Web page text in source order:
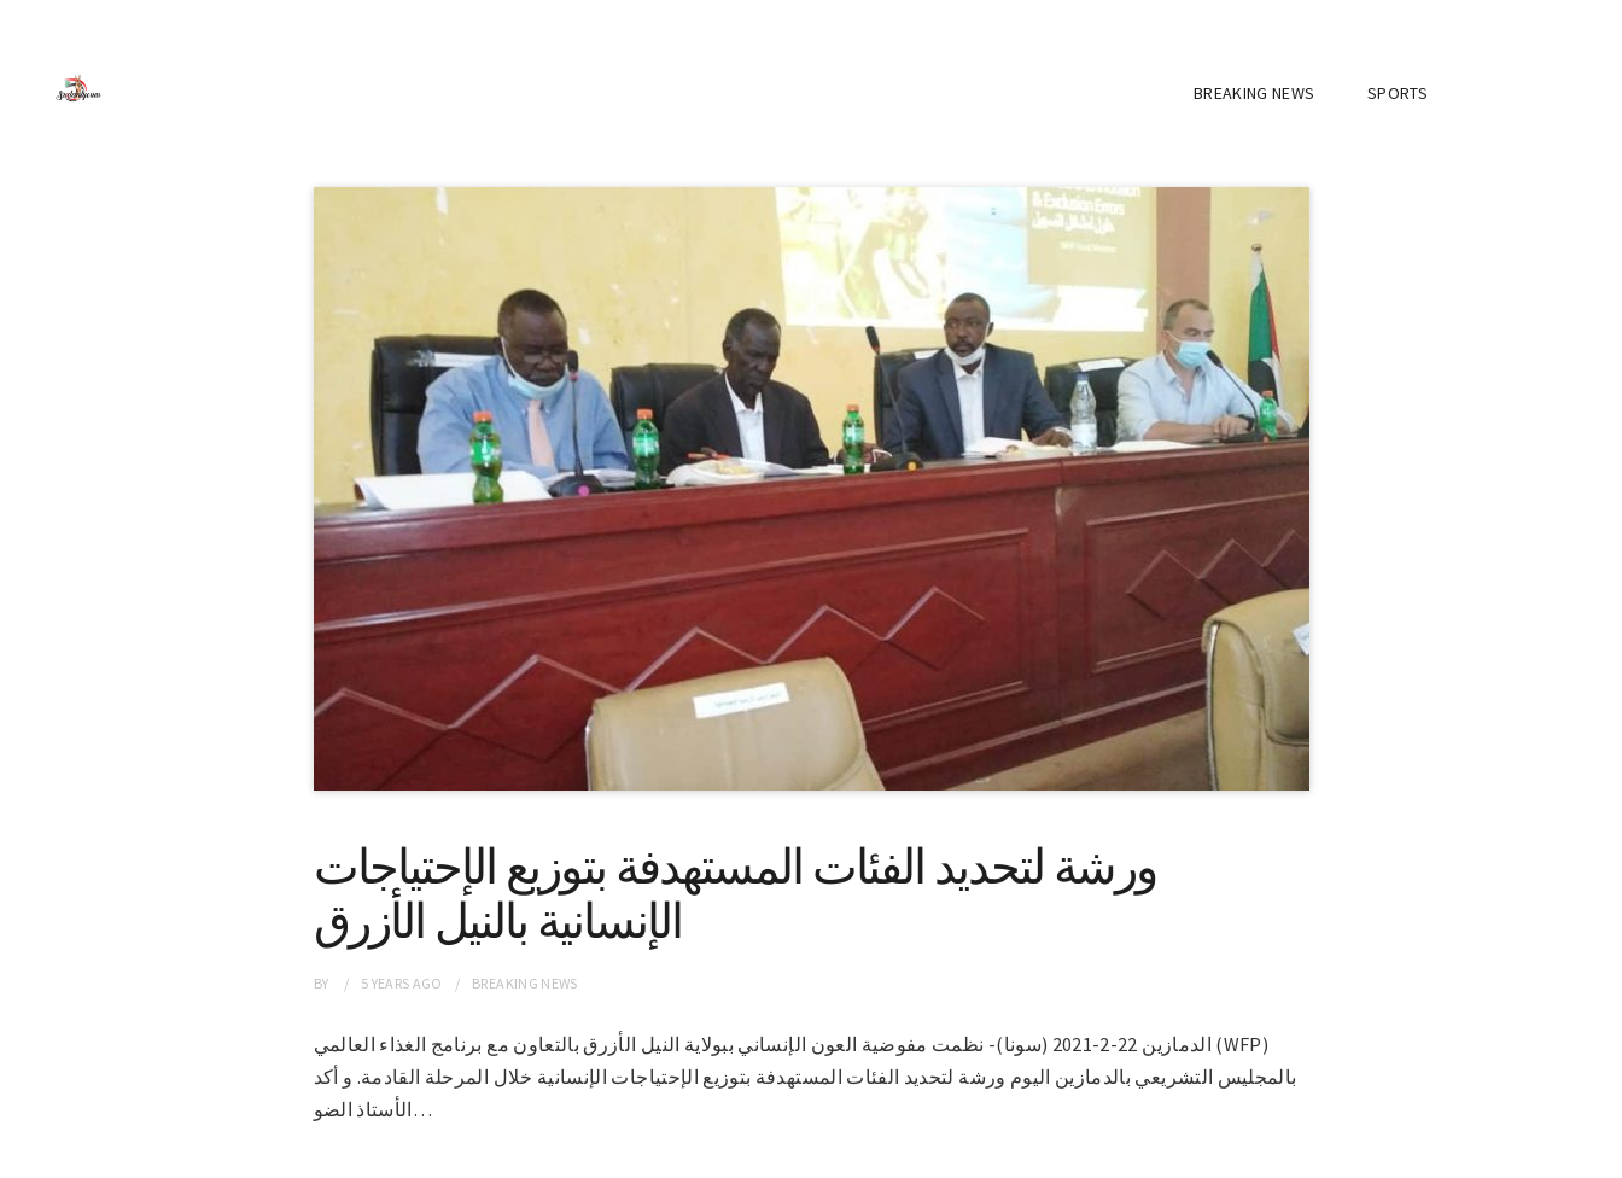
BREAKING NEWS SPORTS
ورشة لتحديد الفئات المستهدفة بتوزيع الإحتياجات
الإنسانية بالنيل الأزرق
BY 5 YEARS AGO BREAKING NEWS
الدمازين 22-2-2021 (سونا)- نظمت مفوضية العون الإنساني ببولاية النيل الأزرق بالتعاون مع برنامج الغذاء العالمي (WFP)
بالمجليس التشريعي بالدمازين اليوم ورشة لتحديد الفئات المستهدفة بتوزيع الإحتياجات الإنسانية خلال المرحلة القادمة. و أكد
الأستاذ الضو…